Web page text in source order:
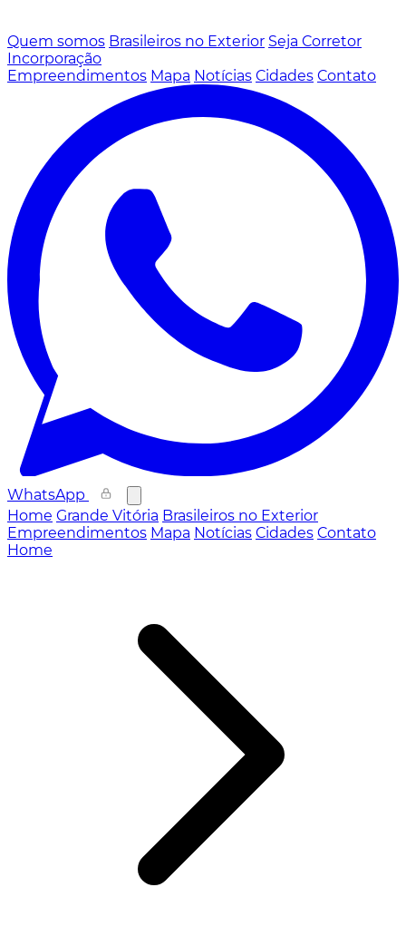
Quem somos Brasileiros no Exterior Seja Corretor
Incorporação
Empreendimentos Mapa Notícias Cidades Contato
WhatsApp
Home Grande Vitória Brasileiros no Exterior
Empreendimentos Mapa Notícias Cidades Contato
Home